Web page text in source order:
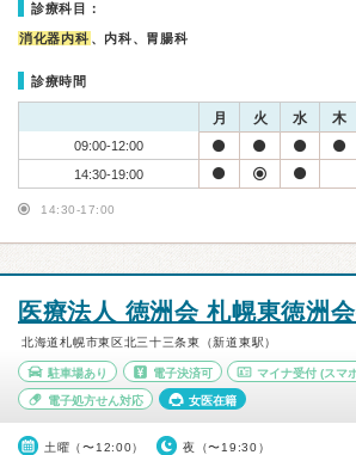
診療科目：
消化器内科 、内科、胃腸科
診療時間
月 火 水 木
09:00-12:00
14:30-19:00
14:30-17:00
医療法人 徳洲会 札幌東徳洲
北海道札幌市東区北三十三条東（新道東駅）
駐車場あり 電子決済可 マイナ受付 (スマ
電子処方せん対応 女医在籍
土曜（〜12:00） 夜（〜19:30）